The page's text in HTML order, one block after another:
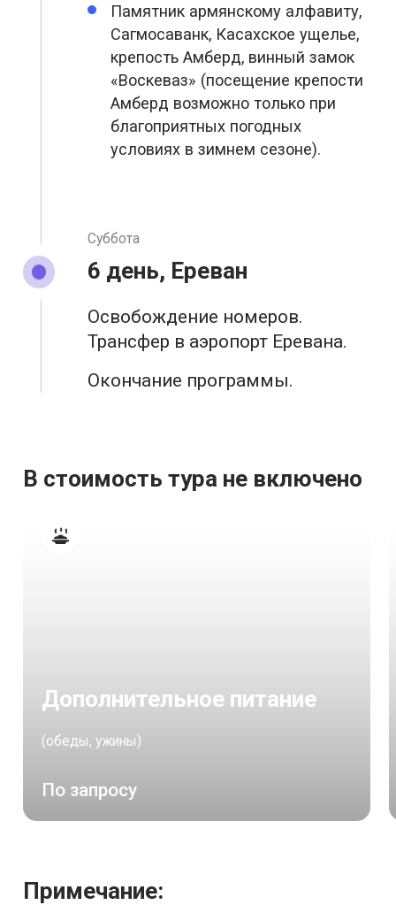
Памятник армянскому алфавиту,
Сагмосаванк, Касахское ущелье,
крепость Амберд, винный замок
«Воскеваз» (посещение крепости
Амберд возможно только при
благоприятных погодных
условиях в зимнем сезоне).
Суббота
6 день, Ереван
Освобождение номеров.
Трансфер в аэропорт Еревана.
Окончание программы.
В стоимость тура не включено
Дополнительное питание
(обеды, ужины)
По запросу
Примечание: